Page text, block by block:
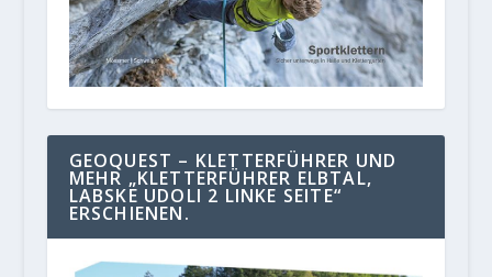
GEOQUEST – KLETTERFÜHRER UND
MEHR „KLETTERFÜHRER ELBTAL,
LABSKE UDOLI 2 LINKE SEITE“
ERSCHIENEN.